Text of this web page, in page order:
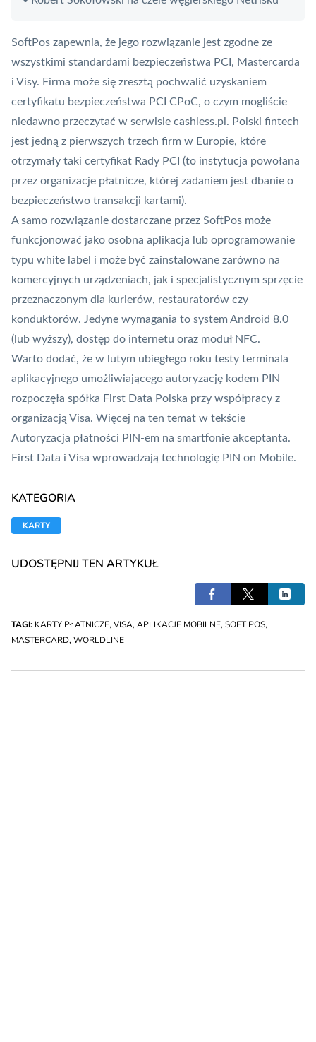
SoftPos zapewnia, że jego rozwiązanie jest zgodne ze
wszystkimi standardami bezpieczeństwa PCI, Mastercarda
i Visy. Firma może się zresztą pochwalić uzyskaniem
certyfikatu bezpieczeństwa PCI CPoC, o czym mogliście
niedawno przeczytać w serwisie cashless.pl. Polski fintech
jest jedną z pierwszych trzech firm w Europie, które
otrzymały taki certyfikat Rady PCI (to instytucja powołana
przez organizacje płatnicze, której zadaniem jest dbanie o
bezpieczeństwo transakcji kartami).
A samo rozwiązanie dostarczane przez SoftPos może
funkcjonować jako osobna aplikacja lub oprogramowanie
typu white label i może być zainstalowane zarówno na
komercyjnych urządzeniach, jak i specjalistycznym sprzęcie
przeznaczonym dla kurierów, restauratorów czy
konduktorów. Jedyne wymagania to system Android 8.0
(lub wyższy), dostęp do internetu oraz moduł NFC.
Warto dodać, że w lutym ubiegłego roku testy terminala
aplikacyjnego umożliwiającego autoryzację kodem PIN
rozpoczęła spółka First Data Polska przy współpracy z
organizacją Visa. Więcej na ten temat w tekście
Autoryzacja płatności PIN-em na smartfonie akceptanta.
First Data i Visa wprowadzają technologię PIN on Mobile.
KATEGORIA
KARTY
UDOSTĘPNIJ TEN ARTYKUŁ
TAGI: KARTY PŁATNICZE, VISA, APLIKACJE MOBILNE, SOFT POS,
MASTERCARD, WORLDLINE